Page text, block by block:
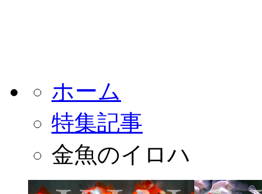
ホーム
特集記事
金魚のイロハ